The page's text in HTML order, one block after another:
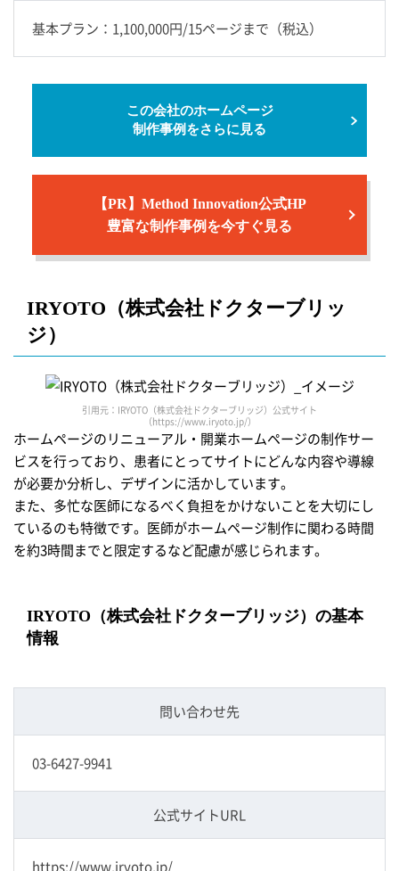
基本プラン：1,100,000円/15ページまで（税込）
この会社のホームページ
制作事例をさらに見る
【PR】Method Innovation公式HP
豊富な制作事例を今すぐ見る
IRYOTO（株式会社ドクターブリッ
ジ）
引用元：IRYOTO（株式会社ドクターブリッジ）公式サイト
（https://www.iryoto.jp/）
ホームページのリニューアル・開業ホームページの制作サー
ビスを行っており、患者にとってサイトにどんな内容や導線
が必要か分析し、デザインに活かしています。
また、多忙な医師になるべく負担をかけないことを大切にし
ているのも特徴です。医師がホームページ制作に関わる時間
を約3時間までと限定するなど配慮が感じられます。
IRYOTO（株式会社ドクターブリッジ）の基本
情報
問い合わせ先
03-6427-9941
公式サイトURL
https://www.iryoto.jp/